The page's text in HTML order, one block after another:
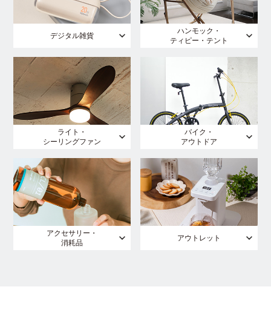
デジタル雑貨
ハンモック・
ティピー・テント
ライト・
シーリングファン
バイク・
アウトドア
アクセサリー・
消耗品
アウトレット